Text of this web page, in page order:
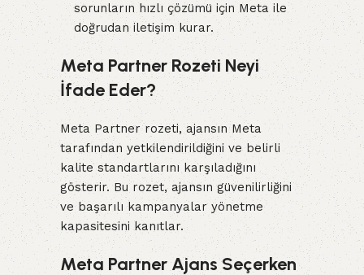
sorunların hızlı çözümü için Meta ile
doğrudan iletişim kurar.
Meta Partner Rozeti Neyi
İfade Eder?
Meta Partner rozeti, ajansın Meta
tarafından yetkilendirildiğini ve belirli
kalite standartlarını karşıladığını
gösterir. Bu rozet, ajansın güvenilirliğini
ve başarılı kampanyalar yönetme
kapasitesini kanıtlar.
Meta Partner Ajans Seçerken